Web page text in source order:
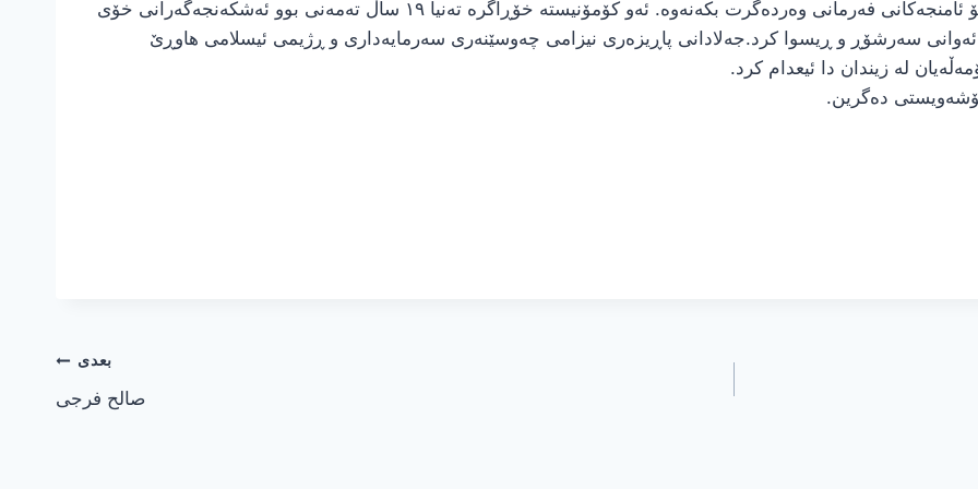
دەرونێکی لێوانڵیوی لە عەشق بە ئازادی و وەفاداری بۆ ئامنجەکانی فەرمانی وەردەگرت بکەنەوە. ئەو کۆمۆنیستە خۆڕاگرە تەنیا ١٩ ساڵ تەمەنی بوو ئەشکەنجەگەرانی خۆی
سەرشۆڕ و ڕیسوا کرد.جەلادانی پاڕیزەری نیزامی چەوسێنەری سەرمایەداری و ڕژیمی ئیسلامی هاوڕێ
لە زیندان دا ئیعدام کرد.
خۆشەویستی دەگرین.
بعدی
صالح فرجی